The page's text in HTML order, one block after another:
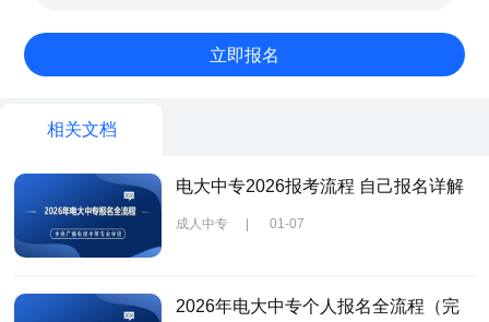
相关文档
电大中专2026报考流程 自己报名详解
成人中专 01-07
2026年电大中专个人报名全流程（完